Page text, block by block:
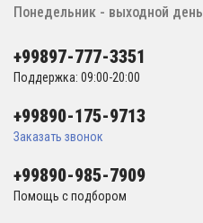
Понедельник - выходной день
+99897-777-3351
Поддержка: 09:00-20:00
+99890-175-9713
Заказать звонок
+99890-985-7909
Помощь с подбором